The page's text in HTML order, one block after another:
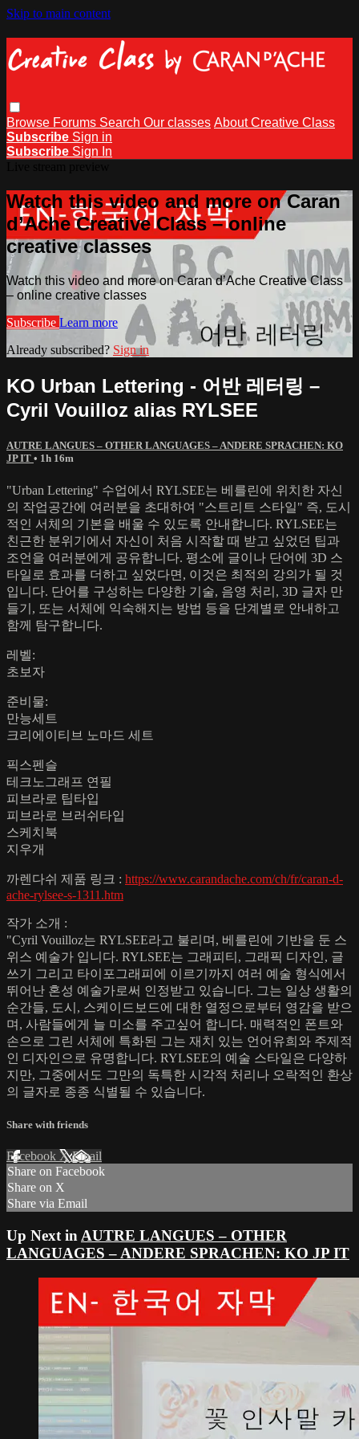
Skip to main content
Browse Forums Search Our classes About Creative Class
Subscribe Sign in
Subscribe Sign In
Watch this video and more on Caran
d’Ache Creative Class – online
creative classes
Watch this video and more on Caran d’Ache Creative Class
– online creative classes
Subscribe Learn more
Already subscribed? Sign in
KO Urban Lettering - 어반 레터링 –
Cyril Vouilloz alias RYLSEE
AUTRE LANGUES – OTHER LANGUAGES – ANDERE SPRACHEN: KO
JP IT • 1h 16m
"Urban Lettering" 수업에서 RYLSEE는 베를린에 위치한 자신
의 작업공간에 여러분을 초대하여 "스트리트 스타일" 즉, 도시
적인 서체의 기본을 배울 수 있도록 안내합니다. RYLSEE는
친근한 분위기에서 자신이 처음 시작할 때 받고 싶었던 팁과
조언을 여러분에게 공유합니다. 평소에 글이나 단어에 3D 스
타일로 효과를 더하고 싶었다면, 이것은 최적의 강의가 될 것
입니다. 단어를 구성하는 다양한 기술, 음영 처리, 3D 글자 만
들기, 또는 서체에 익숙해지는 방법 등을 단계별로 안내하고
함께 탐구합니다.
레벨:
초보자
준비물:
만능세트
크리에이티브 노마드 세트
픽스펜슬
테크노그래프 연필
피브라로 팁타입
피브라로 브러쉬타입
스케치북
지우개
까렌다쉬 제품 링크 : https://www.carandache.com/ch/fr/caran-d-
ache-rylsee-s-1311.htm
작가 소개 :
"Cyril Vouilloz는 RYLSEE라고 불리며, 베를린에 기반을 둔 스
위스 예술가 입니다. RYLSEE는 그래피티, 그래픽 디자인, 글
쓰기 그리고 타이포그래피에 이르기까지 여러 예술 형식에서
뛰어난 혼성 예술가로써 인정받고 있습니다. 그는 일상 생활의
순간들, 도시, 스케이드보드에 대한 열정으로부터 영감을 받으
며, 사람들에게 늘 미소를 주고싶어 합니다. 매력적인 폰트와
손으로 그린 서체에 특화된 그는 재치 있는 언어유희와 주제적
인 디자인으로 유명합니다. RYLSEE의 예술 스타일은 다양하
지만, 그중에서도 그만의 독특한 시각적 처리나 오락적인 환상
의 글자로 종종 식별될 수 있습니다.
Share with friends
Facebook XEmail
Share on Facebook
Share on X
Share via Email
Up Next in AUTRE LANGUES – OTHER
LANGUAGES – ANDERE SPRACHEN: KO JP IT